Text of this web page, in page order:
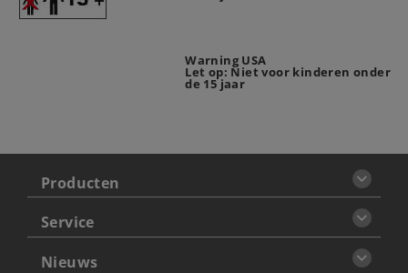
Warning USA
Let op: Niet voor kinderen onder
de 15 jaar
Producten
Service
Nieuws